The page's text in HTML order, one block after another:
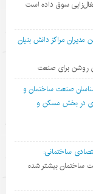
سوق داده است
مراكز دانش بنيان
روشن برای صنعت
صنعت ساختمان و
در بخش مسکن و
ساختمانی:
ساختمان بیشتر شده